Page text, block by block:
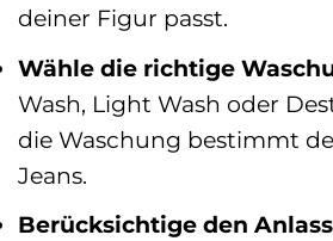
deiner Figur passt.
Wähle die richtige
Wash, Light Wash oder
die Waschung bestimmt
Jeans.
Berücksichtige den